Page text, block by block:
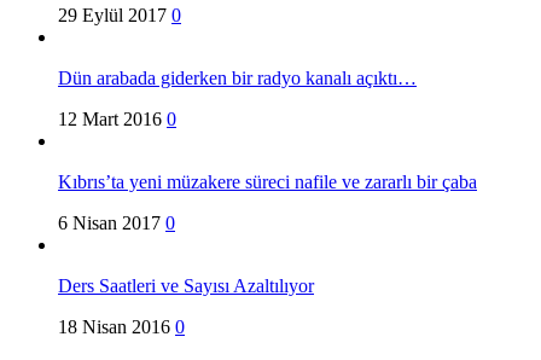
29 Eylül 2017 0
Dün arabada giderken bir radyo kanalı açıktı…
12 Mart 2016 0
Kıbrıs’ta yeni müzakere süreci nafile ve zararlı bir çaba
6 Nisan 2017 0
Ders Saatleri ve Sayısı Azaltılıyor
18 Nisan 2016 0